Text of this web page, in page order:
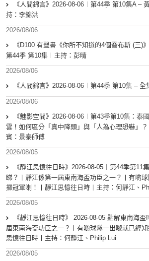
《人間錦言》2026-08-06︱第44季 第10集A –
持：李錦洪
2026/08/06
《D100 有聲書《你所不知道的4個喬布斯 (三)
第44季 第10集︱主持：彭晴
2026/08/06
《人間錦言》2026-08-06︱第44季 第10集 –
2026/08/06
《魅影空間》2026-08-06︱第43季第10集：泰
雲！如何區分「真中降頭」與「人為心理恐嚇」
賓：景泰師傅
2026/08/05
《靜江思憶往日時》2026-08-05｜第44季第11
睇？丨靜江係第一屆東南海盃功臣之一？丨有啲
攞冠軍喇！丨靜江思憶往日時丨主持：何靜江、
2026/08/05
《靜江思憶往日時》 2026-08-05 點解東南海
屆東南海盃功臣之一？丨有啲球隊一出嚟就已經
思憶往日時丨主持：何靜江、Philip Lui
2026/08/05